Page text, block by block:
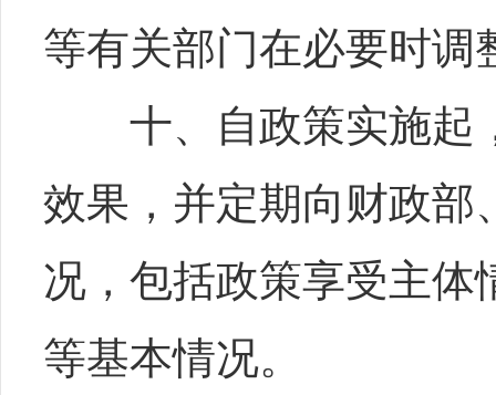
等有关部门在必要时
十、自政策实施起，
效果，并定期向财政部
况，包括政策享受主体
等基本情况。